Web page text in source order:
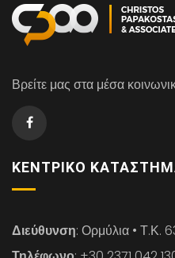
Βρείτε μας στα μέσα
ΚΕΝΤΡΙΚΌ
Διεύθυνση: Ορμύλια • Τ.Κ.